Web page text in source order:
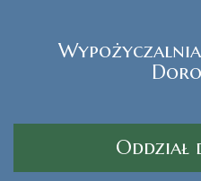
Czytak Plus
Oddział